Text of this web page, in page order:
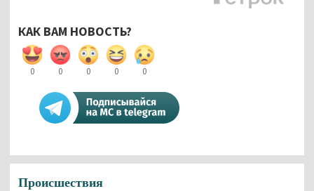
КАК ВАМ НОВОСТЬ?
0 0 0 0 0
Происшествия